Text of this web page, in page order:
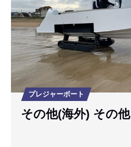
プレジャーボート
その他(海外) その他